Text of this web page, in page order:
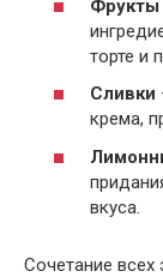
Фрукты
торте и
Сливки
крема,
вкуса.
Сочетание всех